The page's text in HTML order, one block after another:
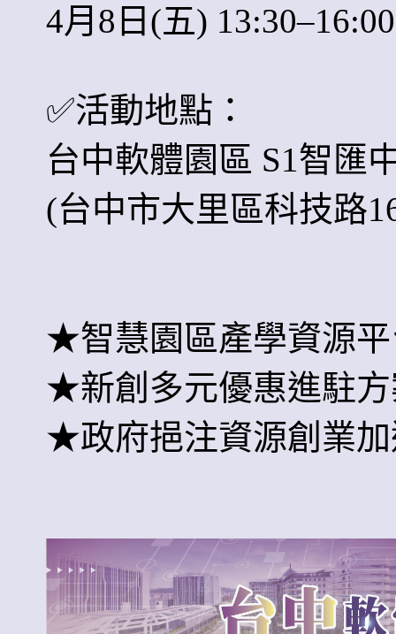
4月8日(五) 13:30–16:00
✅活動地點：
台中軟體園區 S1智匯
(台中市大里區科技路
★智慧園區產學資源
★新創多元優惠進駐
★政府挹注資源創業